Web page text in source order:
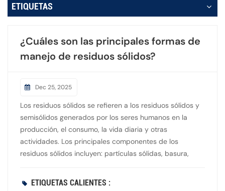
Português
ETIQUETAS
¿Cuáles son las principales formas de
manejo de residuos sólidos?
Dec 25, 2025
Los residuos sólidos se refieren a los residuos sólidos y
semisólidos generados por los seres humanos en la
producción, el consumo, la vida diaria y otras
actividades. Los principales componentes de los
residuos sólidos incluyen: partículas sólidas, basura,
cadáveres de animales, alimentos deteriorados y
ETIQUETAS CALIENTES :